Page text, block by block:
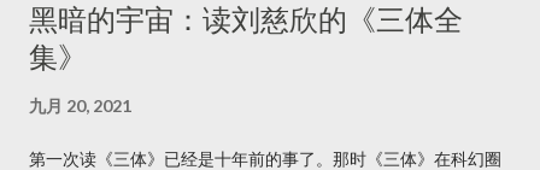
录，讲述了罗马帝国第一个王朝——朱里亚·克劳狄王朝——的历
史。我的历史知识不足，无法鉴别书中哪些情节是史实，哪些是
近了读者与书中人物的距离；再加上作者自然晓畅的文字风格，
黑暗的宇宙：读刘慈欣的《三体全
集》
九月 20, 2021
第一次读《三体》已经是十年前的事了。那时《三体》在科幻圈